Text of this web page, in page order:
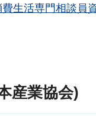
生活専門相談員
産業協会)